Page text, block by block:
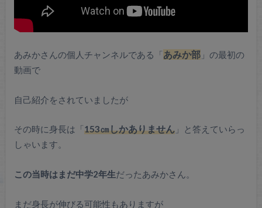
あみかさんの個人チャンネルである「あみか部」の最初の
動画で
自己紹介をされていましたが
その時に身長は「153㎝しかありません」と答えていらっ
しゃいます。
この当時はまだ中学2年生だったあみかさん。
まだ身長が伸びる可能性もありますが